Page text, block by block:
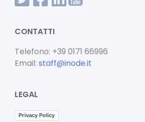
CONTATTI
Telefono: +39 0171 66996
Email: staff@inode.it
LEGAL
Privacy Policy